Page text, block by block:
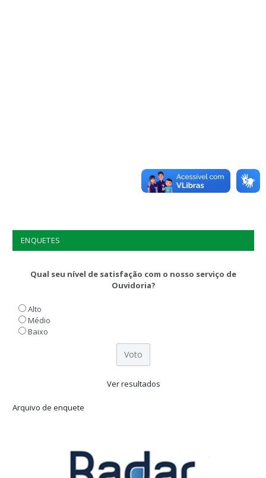
ENQUETES
Qual seu nível de satisfação com o nosso serviço de
Ouvidoria?
Alto
Médio
Baixo
Ver resultados
Arquivo de enquete